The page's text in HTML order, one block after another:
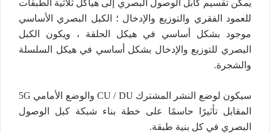
يمكن تقسيم كابل الوصول البصري إلى هياكل ثلاثية الطبقات
للعمود الفقري والتوزيع والإدخال ؛ الكبل البصري الأساسي
موجود بشكل أساسي في هيكل الحلقة ، ويكون الكبل
البصري للتوزيع والإدخال بشكل أساسي في هيكل السلسلة
والشجرة.
سيكون لوضع النشر المشترك CU / DU والوضع الأمامي 5G
المقابل تأثيرًا حاسمًا على خطة بناء شبكة كبل الوصول
البصري في كل بنية طبقة.